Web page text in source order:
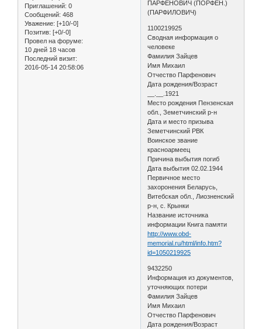
Приглашений: 0
Сообщений: 468
Уважение: [+10/-0]
Позитив: [+0/-0]
Провел на форуме:
10 дней 18 часов
Последний визит:
2016-05-14 20:58:06
ПАРФЕНОВИЧ (ПОРФЕН.)
(ПАРФИЛОВИЧ)
1100219925
Сводная информация о
человеке
Фамилия Зайцев
Имя Михаил
Отчество Парфенович
Дата рождения/Возраст
__.__.1921
Место рождения Пензенская
обл., Земетчинский р-н
Дата и место призыва
Земетчинский РВК
Воинское звание
красноармеец
Причина выбытия погиб
Дата выбытия 02.02.1944
Первичное место
захоронения Беларусь,
Витебская обл., Лиозненский
р-н, с. Крынки
Название источника
информации Книга памяти
http://www.obd-
memorial.ru/html/info.htm?
id=1050219925
9432250
Информация из документов,
уточняющих потери
Фамилия Зайцев
Имя Михаил
Отчество Парфенович
Дата рождения/Возраст